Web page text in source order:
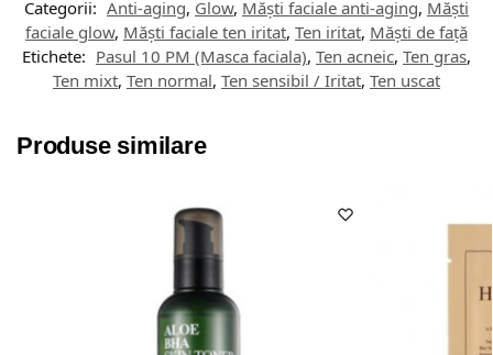
Categorii: Anti-aging, Glow, Măști faciale anti-aging, Măști
faciale glow, Măști faciale ten iritat, Ten iritat, Măști de față
Etichete: Pasul 10 PM (Masca faciala), Ten acneic, Ten gras,
Ten mixt, Ten normal, Ten sensibil / Iritat, Ten uscat
Produse similare